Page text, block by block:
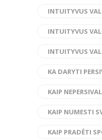
INTUITYVUS
INTUITYVUS
INTUITYVUS
KA DARYTI
KAIP
KAIP NUMESTI
KAIP PRADĖTI